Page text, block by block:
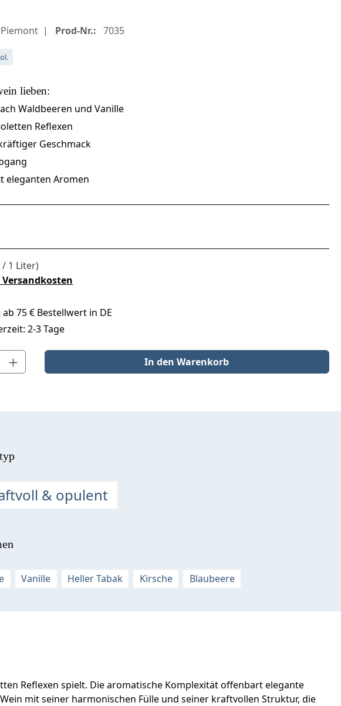
Piemont Prod-Nr.: 7035
lieben:
Waldbeeren und Vanille
Reflexen
Geschmack
eleganten Aromen
/ 1 Liter)
75 € Bestellwert in DE
2-3 Tage
Wert ein oder benutze die Schaltflächen um die Anzahl zu erhöhen oder zu
In den Warenkorb
& opulent
Vanille Heller Tabak Kirsche Blaubeere
Reflexen spielt. Die aromatische Komplexität offenbart elegante
mit seiner harmonischen Fülle und seiner kraftvollen Struktur, die